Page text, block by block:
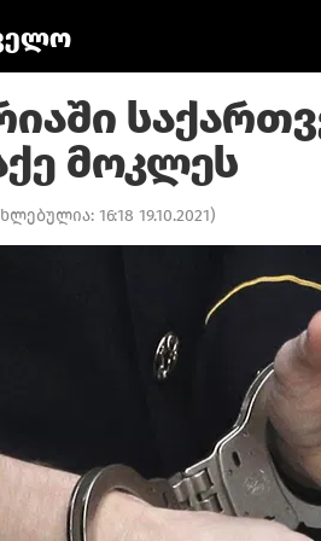
მოკლეს
16:18 19.10.2021)